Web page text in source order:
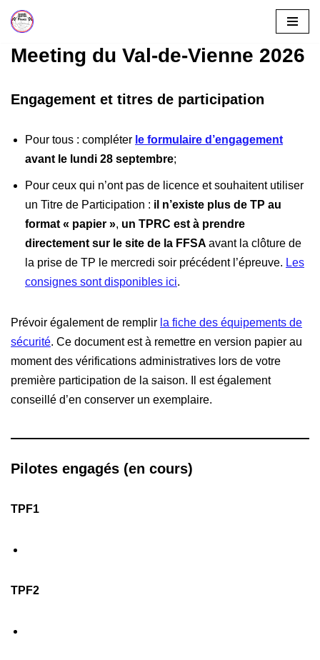
au
Meeting du Val-de-Vienne 2026
Engagement et titres de participation
Pour tous : compléter le formulaire d’engagement
avant le lundi 28 septembre;
Pour ceux qui n’ont pas de licence et souhaitent utiliser
un Titre de Participation : il n’existe plus de TP au
format « papier », un TPRC est à prendre
directement sur le site de la FFSA avant la clôture de
la prise de TP le mercredi soir précédent l’épreuve. Les
consignes sont disponibles ici.
Prévoir également de remplir la fiche des équipements de
sécurité. Ce document est à remettre en version papier au
moment des vérifications administratives lors de votre
première participation de la saison. Il est également
conseillé d’en conserver un exemplaire.
Pilotes engagés (en cours)
TPF1
TPF2